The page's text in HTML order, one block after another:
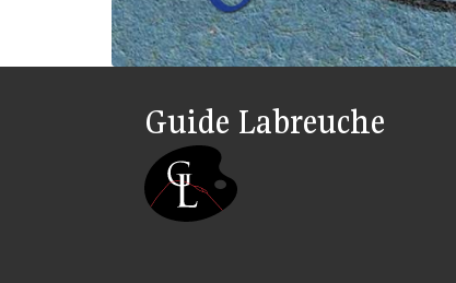
Guide Labreuche